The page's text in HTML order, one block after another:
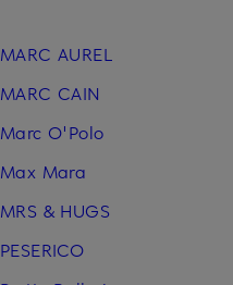
MARC AUREL
MARC CAIN
Marc O'Polo
Max Mara
MRS & HUGS
PESERICO